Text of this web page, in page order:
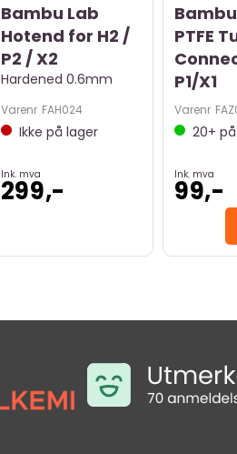
Bambu Lab
Hotend for H2 /
P2 / X2
Hardened 0.6mm
Varenr FAH024
Ikke på lager
Ink. mva
299,-
PTFE
P1/X1
Varenr
20+
Ink. mva
99,-